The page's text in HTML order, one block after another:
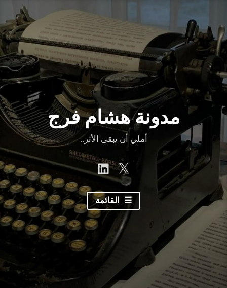
إلى
المحتوى
مدونة هشام فرج
أملي أن يبقى الأثر..
Twitter
linkedin